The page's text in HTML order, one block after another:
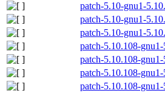
patch-5.10-gnu1-
patch-5.10-gnu1-
patch-5.10-gnu1-
patch-5.10.108-
patch-5.10.108-
patch-5.10.108-
patch-5.10.108-